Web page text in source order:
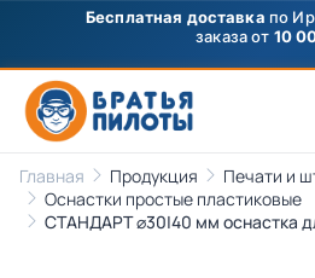
Бесплатная доставка по
заказа от 10
Главная Продукция
Печати и
Оснастки простые пластиковые
СТАНДАРТ ⌀30|40 мм оснастка